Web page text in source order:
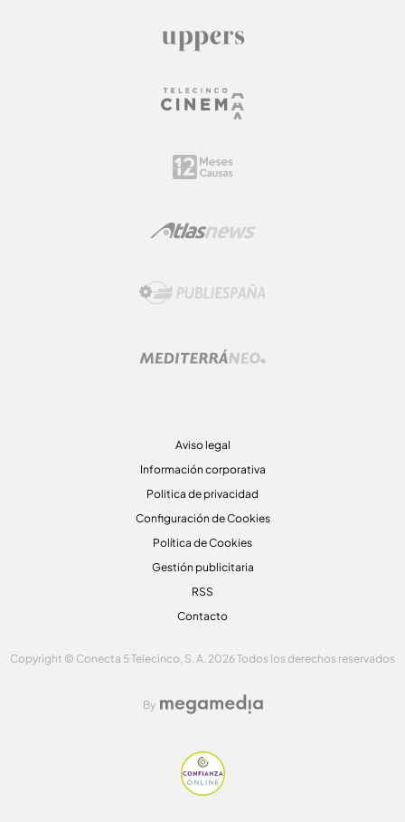
Aviso legal
Información corporativa
Politica de privacidad
Configuración de Cookies
Política de Cookies
Gestión publicitaria
RSS
Contacto
Copyright © Conecta 5 Telecinco, S. A. 2026 Todos los derechos reservados
By